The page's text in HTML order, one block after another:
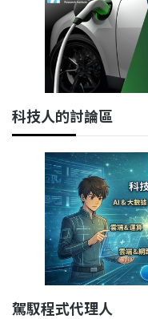
科技人的討論區
駕馭程式代理人